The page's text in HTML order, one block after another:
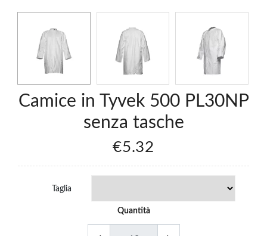
Camice in Tyvek 500 PL30NP
senza tasche
€5.32
Taglia
Quantità